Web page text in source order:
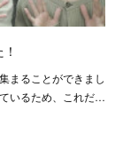
まることができまし
いるため、これだ…